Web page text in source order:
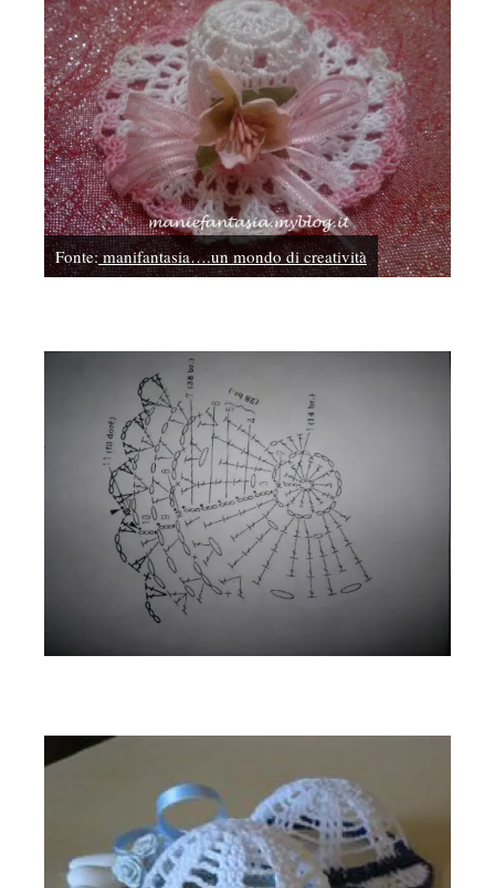
Fonte: manifantasia….un mondo di creatività